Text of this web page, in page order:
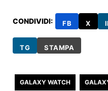
CONDIVIDI: FB X
TG STAMPA
GALAXY WATCH